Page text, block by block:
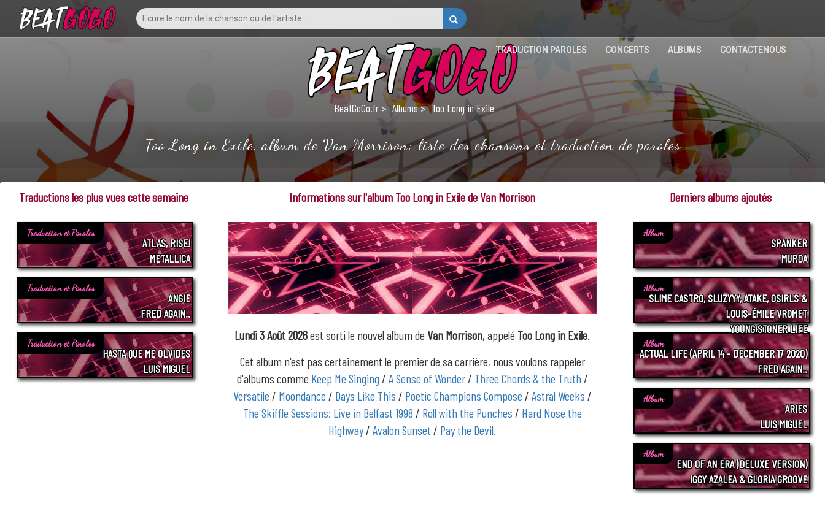
TRADUCTION PAROLES CONCERTS ALBUMS CONTACTENOUS
BeatGoGo.fr Albums Too Long in Exile
Too Long in Exile, album de Van Morrison: liste des chansons et traduction de paroles
Informations sur l'album Too Long in Exile de Van Morrison
Lundi 3 Août 2026est sorti le nouvel album de Van Morrison, appelé Too Long in Exile.
Cet album n'est pas certainement le premier de sa carrière, nous voulons rappeler
d'albums comme Keep Me Singing / A Sense of Wonder/ Three Chords & the Truth /
Versatile / Moondance / Days Like This / Poetic Champions Compose / Astral Weeks /
The Skiffle Sessions: Live in Belfast 1998 / Roll with the Punches / Hard Nose the
Highway/Avalon Sunset / Pay the Devil.
Traductions les plus vues cette semaine
Traduction et Paroles
ATLAS, RISE!
METALLICA
Traduction et Paroles
ANGIE
FRED AGAIN..
Traduction et Paroles
HASTA QUE ME OLVIDES
LUIS MIGUEL
Derniers albums ajoutés
Album
SPANKER
MURDA
Album
SLIME CASTRO, SLUZYYY, ATAKE, OSIRLS &
LOUIS-ÉMILE VROMET
YOUNG STONER LIFE
Album
ACTUAL LIFE (APRIL 14 - DECEMBER 17 2020)
FRED AGAIN..
Album
ARIES
LUIS MIGUEL
Album
END OF AN ERA (DELUXE VERSION)
IGGY AZALEA & GLORIA GROOVE